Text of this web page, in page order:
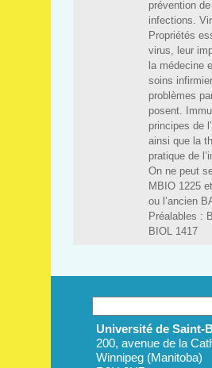
Université de Saint-
200, avenue de la
Winnipeg (Manitoba)